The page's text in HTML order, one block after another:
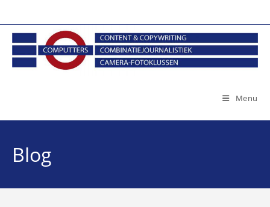
naar
inhoud
Menu
Blog